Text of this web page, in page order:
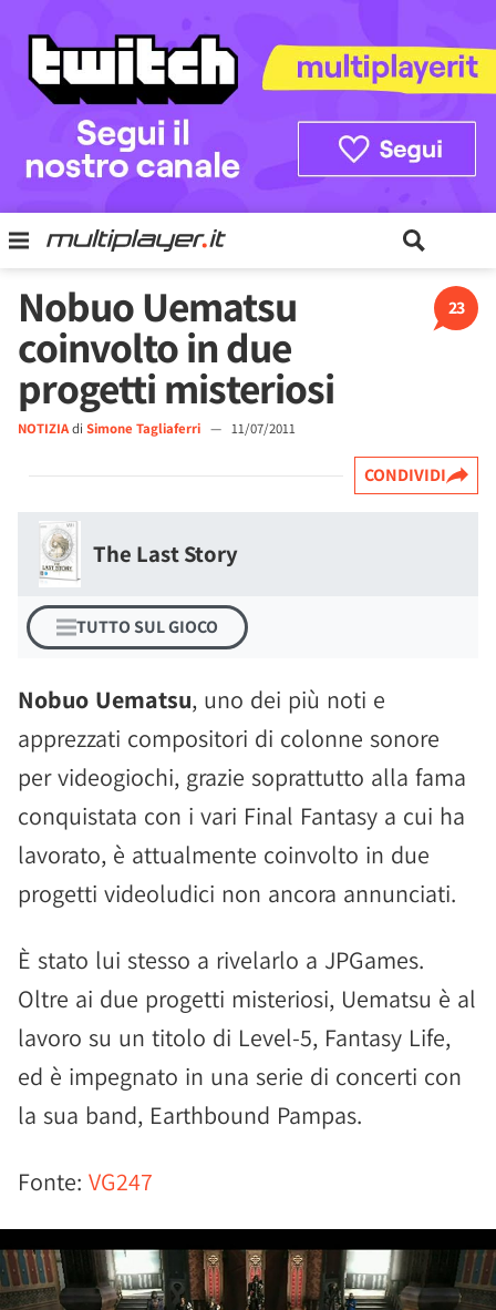
23
Nobuo Uematsu
coinvolto in due
progetti misteriosi
NOTIZIAdi Simone Tagliaferri — 11/07/2011
CONDIVIDI
The Last Story
TUTTO SUL GIOCO
Nobuo Uematsu, uno dei più noti e
apprezzati compositori di colonne sonore
per videogiochi, grazie soprattutto alla fama
conquistata con i vari Final Fantasy a cui ha
lavorato, è attualmente coinvolto in due
progetti videoludici non ancora annunciati.
È stato lui stesso a rivelarlo a JPGames.
Oltre ai due progetti misteriosi, Uematsu è al
lavoro su un titolo di Level-5, Fantasy Life,
ed è impegnato in una serie di concerti con
la sua band, Earthbound Pampas.
Fonte: VG247